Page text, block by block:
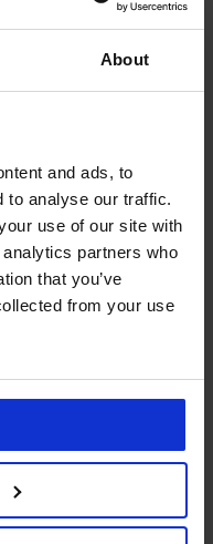
About
and ads, to
to analyse our traffic.
use of our site with
partners who
that you’ve
from your use